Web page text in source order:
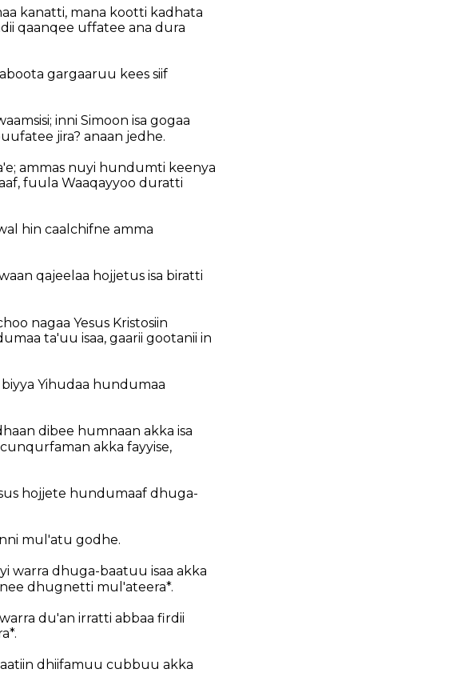
kanatti, mana kootti kadhata
qaanqee uffatee ana dura
gargaaruu kees siif
inni Simoon isa gogaa
jira? anaan jedhe.
ammas nuyi hundumti keenya
fuula Waaqayyoo duratti
hin caalchifne amma
qajeelaa hojjetus isa biratti
nagaa Yesus Kristosiin
ta'uu isaa, gaarii gootanii in
Yihudaa hundumaa
dibee humnaan akka isa
akka fayyise,
hojjete hundumaaf dhuga-
mul'atu godhe.
warra dhuga-baatuu isaa akka
dhugnetti mul'ateera*.
du'an irratti abbaa firdii
dhiifamuu cubbuu akka